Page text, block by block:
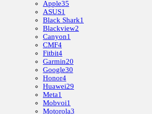
Apple35
ASUS1
Black Shark1
Blackview2
Canyon1
CMF4
Fitbit4
Garmin20
Google30
Honor4
Huawei29
Meta1
Mobvoi1
Motorola3